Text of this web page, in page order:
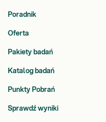
Poradnik
Oferta
Pakiety badań
Katalog badań
Punkty Pobrań
Sprawdź wyniki